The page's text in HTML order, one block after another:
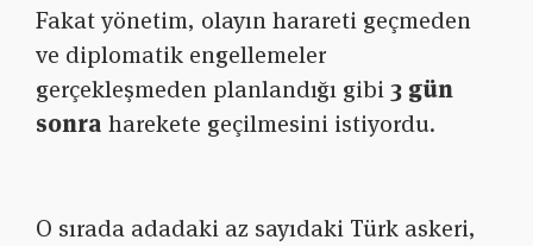
Fakat yönetim, olayın harareti geçmeden
ve diplomatik engellemeler
gerçekleşmeden planlandığı gibi 3 gün
sonra harekete geçilmesini istiyordu.
O sırada adadaki az sayıdaki Türk askeri,